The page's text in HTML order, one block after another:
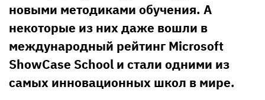
новыми методиками обучения. А
некоторые из них даже вошли в
международный рейтинг Microsoft
ShowCase School и стали одними из
самых инновационных школ в мире.